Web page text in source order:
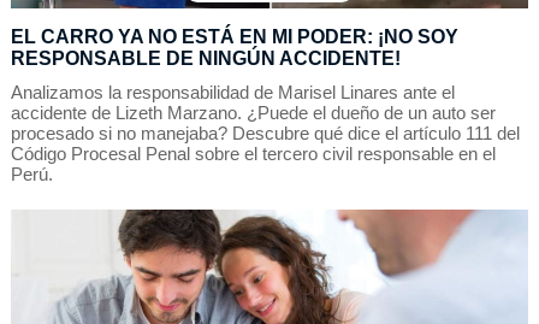
EL CARRO YA NO ESTÁ EN MI PODER: ¡NO SOY
RESPONSABLE DE NINGÚN ACCIDENTE!
Analizamos la responsabilidad de Marisel Linares ante el
accidente de Lizeth Marzano. ¿Puede el dueño de un auto ser
procesado si no manejaba? Descubre qué dice el artículo 111 del
Código Procesal Penal sobre el tercero civil responsable en el
Perú.